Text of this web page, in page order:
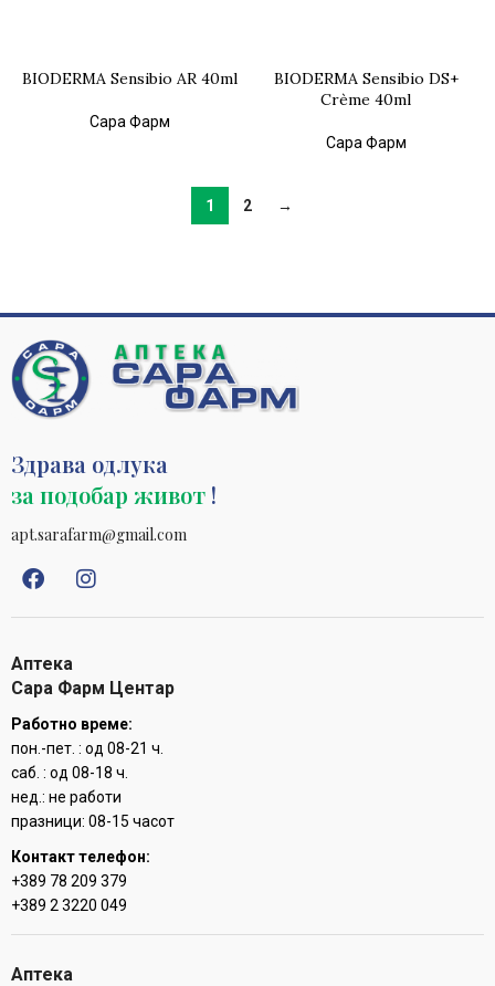
BIODERMA Sensibio AR 40ml
Сара Фарм
BIODERMA Sensibio DS+
Crème 40ml
Сара Фарм
1 2 →
Здрава одлука
за подобар живот !
apt.sarafarm@gmail.com
Аптека
Сара Фарм Центар
Работно време:
пон.-пет. : од 08-21 ч.
саб. : од 08-18 ч.
нед.: не работи
празници: 08-15 часот
Контакт телефон:
+389 78 209 379
+389 2 3220 049
Аптека